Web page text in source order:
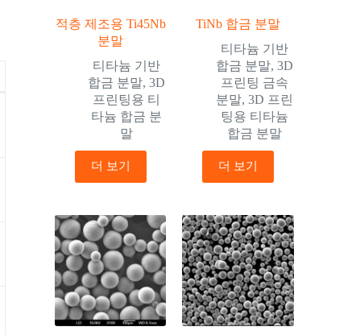
적층 제조용 Ti45Nb
분말
티타늄 기반
합금 분말,3D
프린팅용 티
타늄 합금 분
말
더 보기
TiNb 합금 분말
티타늄 기반
합금 분말, 3D
프린팅 금속
분말, 3D 프린
팅용 티타늄
합금 분말
더 보기